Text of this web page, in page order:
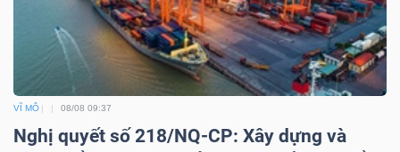
VĨ MÔ 08/08 09:37
Nghị quyết số 218/NQ-CP: Xây dựng và
Đào
tạo